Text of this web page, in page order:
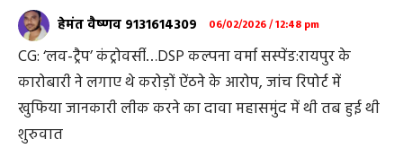
हेमंत वैष्णव 9131614309 06/02/2026 / 12:48 pm
CG: ‘लव-ट्रैप’ कंट्रोवर्सी…DSP कल्पना वर्मा सस्पेंड:रायपुर के
कारोबारी ने लगाए थे करोड़ों ऐंठने के आरोप, जांच रिपोर्ट में
खुफिया जानकारी लीक करने का दावा महासमुंद में थी तब हुई थी
शुरुवात